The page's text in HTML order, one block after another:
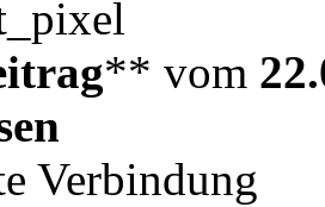
** vom
Verbindung